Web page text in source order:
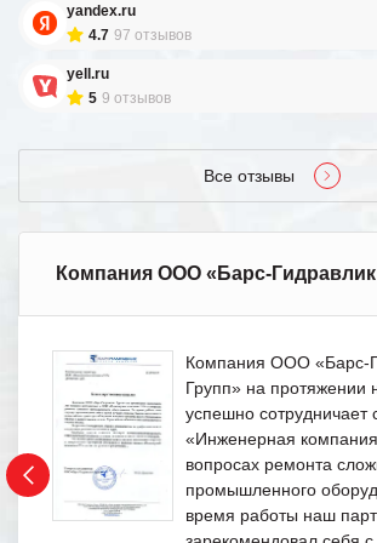
yandex.ru
4.7 97 отзывов
yell.ru
5 9 отзывов
Все отзывы
Компания ООО «Барс-Гидравлик
Компания ООО «Барс-
Групп» на протяжении
успешно
«Инженерная
вопросах ремонта
промышленного
время работы наш